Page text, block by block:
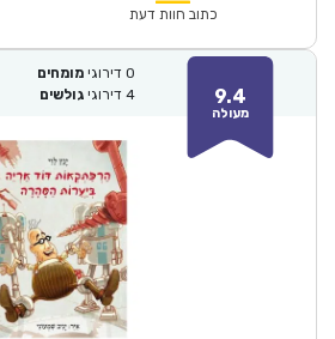
₪61.00.
כתוב חוות דעת
9.4
מעולה
0 דירוגי מומחים
4 דירוגי גולשים